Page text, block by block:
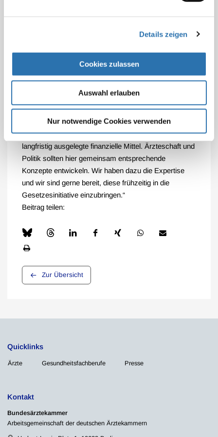
Details zeigen
Cookies zulassen
Auswahl erlauben
Nur notwendige Cookies verwenden
geplanten Vorbeugemedizingesetz die großen
Kreislauferkrankungen, Krebs und Skelett-
Erkrankungen wirksam zu bekämpfen, brauchen wir
dafür durchdachte Strategien über das
Gesundheitswesen hinaus, so wie ausreichend und
langfristig ausgelegte finanzielle Mittel. Ärzteschaft und
Politik sollten hier gemeinsam entsprechende
Konzepte entwickeln. Wir haben dazu die Expertise
und wir sind gerne bereit, diese frühzeitig in die
Gesetzesinitiative einzubringen.“
Beitrag teilen:
Zur Übersicht
Quicklinks
Ärzte Gesundheitsfachberufe Presse
Kontakt
Bundesärztekammer
Arbeitsgemeinschaft der deutschen Ärztekammern